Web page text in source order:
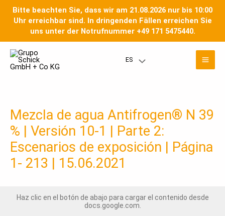
Bitte beachten Sie, dass wir am 21.08.2026 nur bis 10:00
Uhr erreichbar sind. In dringenden Fällen erreichen Sie
uns unter der Notrufnummer +49 171 5475440.
contenido
ES Menú
Mezcla de agua Antifrogen® N 39
% | Versión 10-1 | Parte 2:
Escenarios de exposición | Página
1- 213 | 15.06.2021
Haz clic en el botón de abajo para cargar el contenido desde
docs.google.com.